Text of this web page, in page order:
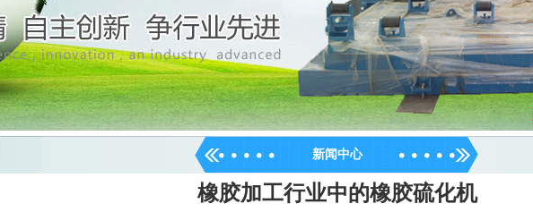
新闻中心
橡胶加工行业中的橡胶硫化机